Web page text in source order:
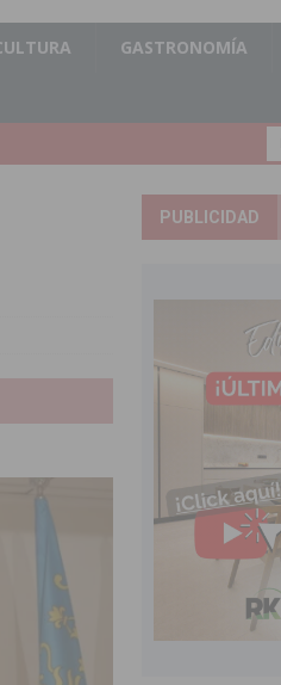
GASTRONOMÍA
PUBLICIDAD